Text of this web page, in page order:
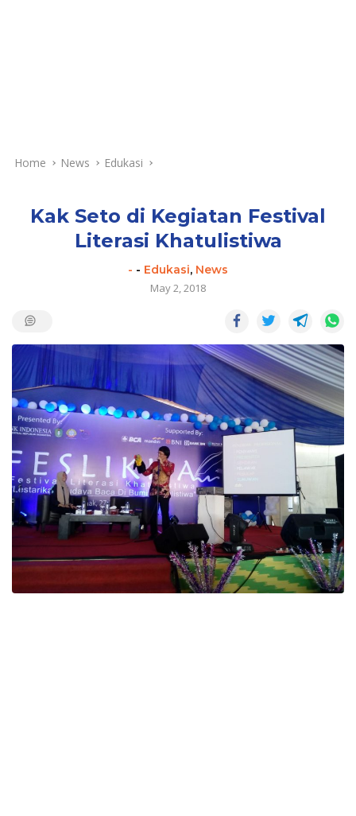
Home News Edukasi
Kak Seto di Kegiatan Festival
Literasi Khatulistiwa
- - Edukasi, News
May 2, 2018